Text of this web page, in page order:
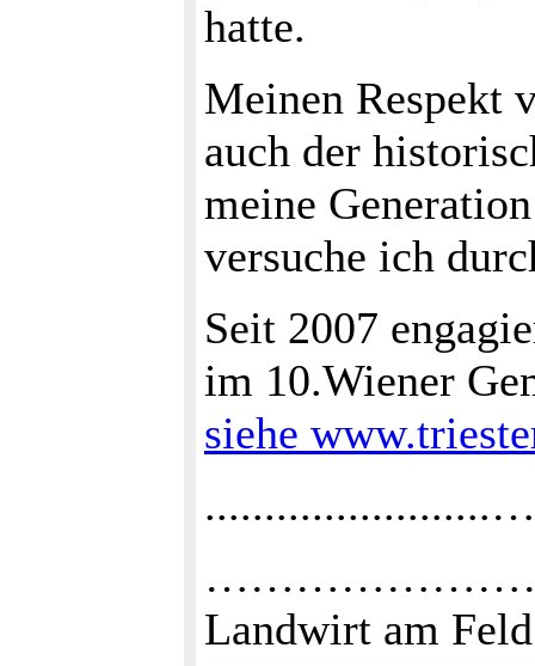
hatte.
Meinen Respekt
auch der
meine
versuche ich
Seit 2007
im 10.Wiener
siehe
Landwirt am